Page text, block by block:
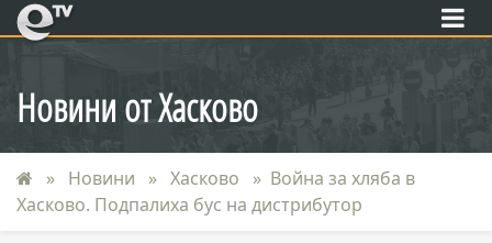
eTV
Новини от Хасково
Новини Хасково
Война за хляба в
Хасково. Подпалиха бус на дистрибутор